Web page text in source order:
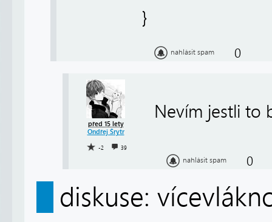
}
nahlásit spam 0
před 15 lety
Ondřej Šrytr
-2 39
Nevím jestli to
nahlásit spam 0
diskuse: